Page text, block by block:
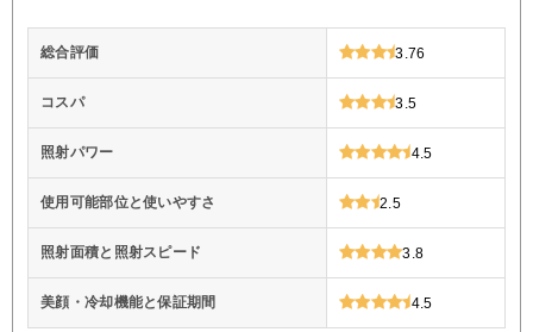
総合評価 3.76
コスパ 3.5
照射パワー 4.5
使用可能部位と使いやすさ 2.5
照射面積と照射スピード 3.8
美顔・冷却機能と保証期間 4.5